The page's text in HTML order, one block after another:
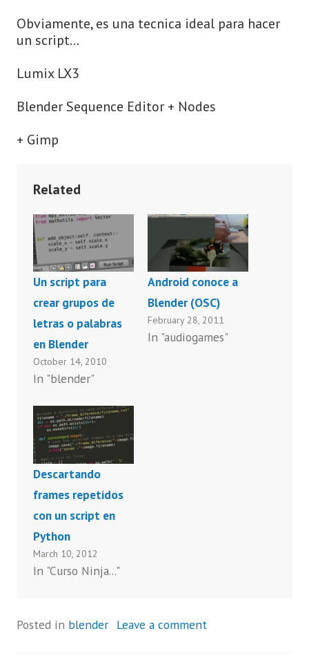
Obviamente, es una tecnica ideal para hacer
un script…
Lumix LX3
Blender Sequence Editor + Nodes
+ Gimp
Related
Un script para
crear grupos de
letras o palabras
en Blender
October 14, 2010
In "blender"
Android conoce a
Blender (OSC)
February 28, 2011
In "audiogames"
Descartando
frames repetidos
con un script en
Python
March 10, 2012
In "Curso Ninja..."
Posted in blender Leave a comment